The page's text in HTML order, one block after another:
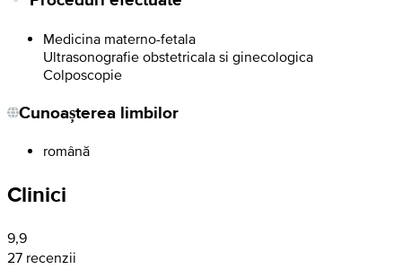
Medicina materno-fetala
Ultrasonografie obstetricala si ginecologica
Colposcopie
Cunoașterea limbilor
română
Clinici
9,9
27 recenzii